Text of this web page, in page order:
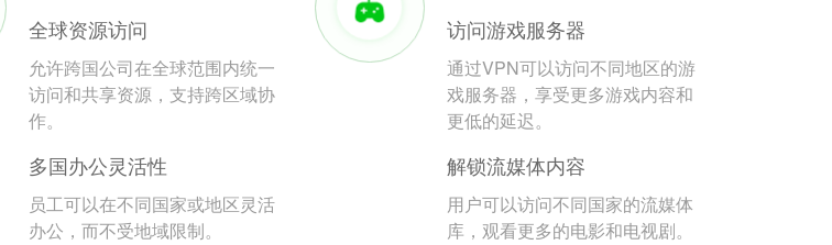
全球资源访问
允许跨国公司在全球范围内统一
访问和共享资源，支持跨区域协
作。
多国办公灵活性
员工可以在不同国家或地区灵活
办公，而不受地域限制。
访问游戏服务器
通过VPN可以访问不同地区的游
戏服务器，享受更多游戏内容和
更低的延迟。
解锁流媒体内容
用户可以访问不同国家的流媒体
库，观看更多的电影和电视剧。